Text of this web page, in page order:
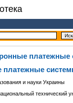
платежные
и науки Украины
технический